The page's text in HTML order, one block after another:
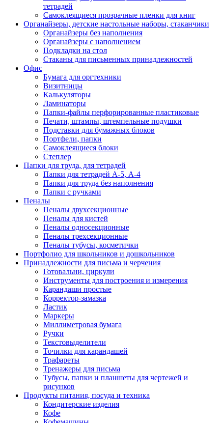
тетрадей
Самоклеящиеся прозрачные пленки для книг
Органайзеры, детские настольные наборы, стаканчики
Органайзеры без наполнения
Органайзеры с наполнением
Подкладки на стол
Стаканы для письменных принадлежностей
Офис
Бумага для оргтехники
Визитницы
Калькуляторы
Ламинаторы
Папки-файлы перфорированные пластиковые
Печати, штампы, штемпельные подушки
Подставки для бумажных блоков
Портфели, папки
Самоклеящиеся блоки
Степлер
Папки для труда, для тетрадей
Папки для тетрадей А-5, А-4
Папки для труда без наполнения
Папки с ручками
Пеналы
Пеналы двухсекционные
Пеналы для кистей
Пеналы односекционные
Пеналы трехсекционные
Пеналы тубусы, косметички
Портфолио для школьников и дошкольников
Принадлежности для письма и черчения
Готовальни, циркули
Инструменты для построения и измерения
Карандаши простые
Корректор-замазка
Ластик
Маркеры
Миллиметровая бумага
Ручки
Текстовыделители
Точилки для карандашей
Трафареты
Тренажеры для письма
Тубусы, папки и планшеты для чертежей и
рисунков
Продукты питания, посуда и техника
Кондитерские изделия
Кофе